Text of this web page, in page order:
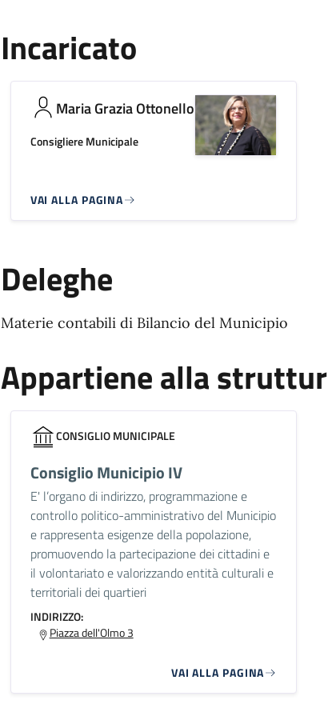
Incaricato
Maria Grazia Ottonello
Consigliere Municipale
VAI ALLA PAGINA
Deleghe
Materie contabili di Bilancio del Municipio
Appartiene alla
CONSIGLIO MUNICIPALE
Consiglio Municipio IV
E' l’organo di indirizzo, programmazione e
controllo politico-amministrativo del Municipio
e rappresenta esigenze della popolazione,
promuovendo la partecipazione dei cittadini e
il volontariato e valorizzando entità culturali e
territoriali dei quartieri
INDIRIZZO:
Piazza dell'Olmo 3
VAI ALLA PAGINA